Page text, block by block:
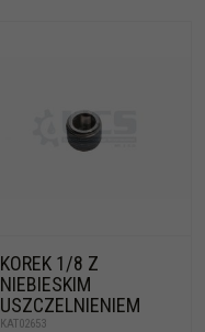
KOREK 1/8 Z
NIEBIESKIM
USZCZELNIENIEM
KAT02653